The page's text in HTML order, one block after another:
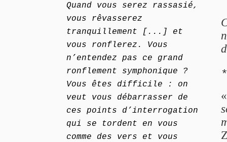
Quand vous serez rassasié,
vous rêvasserez
tranquillement [...] et
vous ronflerez. Vous
n’entendez pas ce grand
ronflement symphonique ?
Vous êtes difficile : on
veut vous débarrasser de
ces points d’interrogation
qui se tordent en vous
comme des vers et vous